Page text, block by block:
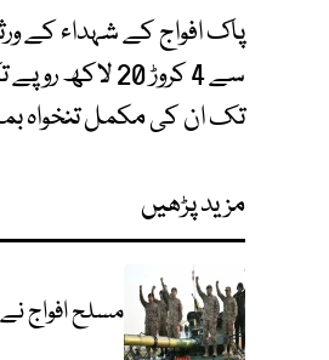
سے 4 کروڑ
تک ان کی مکمل تنخواہ
مزید پڑھیں
مسلح افواج